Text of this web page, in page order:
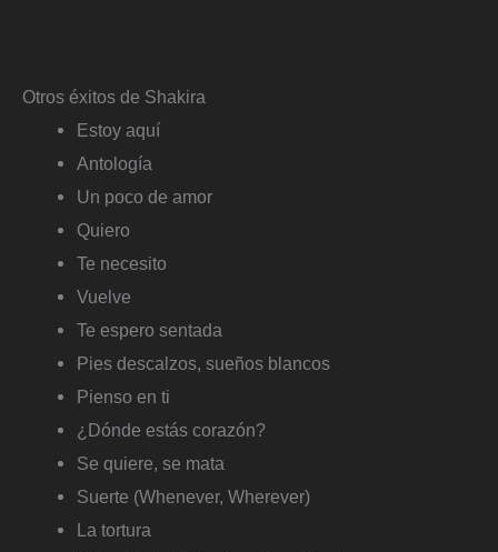
Otros éxitos de Shakira
Estoy aquí
Antología
Un poco de amor
Quiero
Te necesito
Vuelve
Te espero sentada
Pies descalzos, sueños blancos
Pienso en ti
¿Dónde estás corazón?
Se quiere, se mata
Suerte (Whenever, Wherever)
La tortura